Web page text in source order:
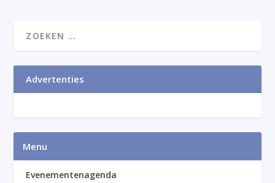
Advertenties
Menu
Evenementenagenda